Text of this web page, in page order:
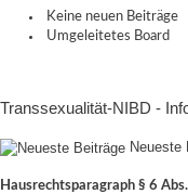
Keine neuen Beiträge
Umgeleitetes Board
Transsexualität-NIBD -
Neueste
Hausrechtsparagraph § 6